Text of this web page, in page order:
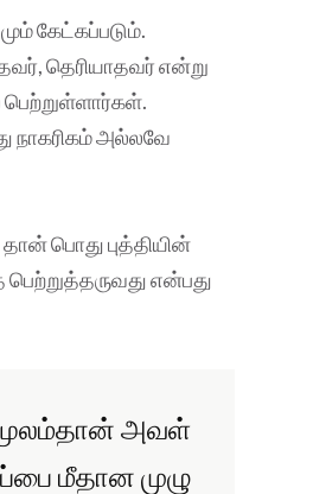
கேட்கப்படும்.
தெரியாதவர் என்று
நாகரிகம் அல்லவே
பொது புத்தியின்
என்பது
அவள்
மீதான முழு